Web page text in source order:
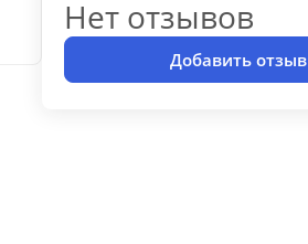
Нет отзывов
Добавить отзыв